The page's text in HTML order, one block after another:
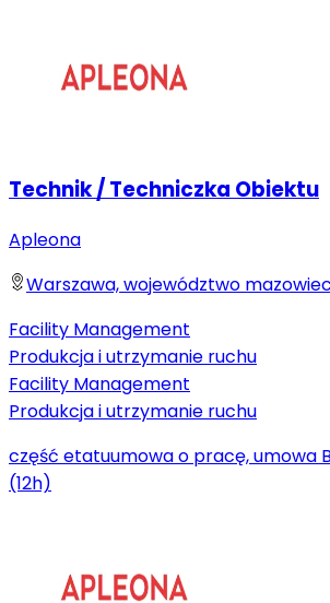
Technik / Techniczka Obiektu
Apleona
Warszawa, województwo
Facility Management
Produkcja i utrzymanie ruchu
Facility Management
Produkcja i utrzymanie ruchu
część etatuumowa o pracę, umowa
(12h)